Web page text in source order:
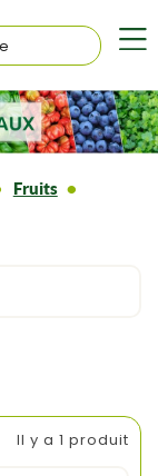
Fruits
Il y a 1 produit